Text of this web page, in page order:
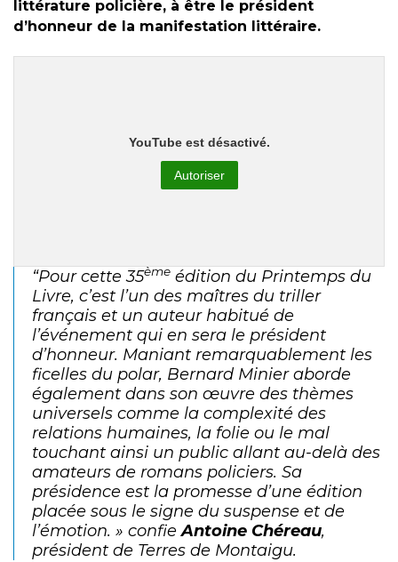
littérature policière, à être le président
d’honneur de la manifestation littéraire.
YouTube est désactivé.
Autoriser
“Pour cette 35ème édition du Printemps du
Livre, c’est l’un des maîtres du triller
français et un auteur habitué de
l’événement qui en sera le président
d’honneur. Maniant remarquablement les
ficelles du polar, Bernard Minier aborde
également dans son œuvre des thèmes
universels comme la complexité des
relations humaines, la folie ou le mal
touchant ainsi un public allant au-delà des
amateurs de romans policiers. Sa
présidence est la promesse d’une édition
placée sous le signe du suspense et de
l’émotion. » confieAntoine Chéreau,
président de Terres de Montaigu.